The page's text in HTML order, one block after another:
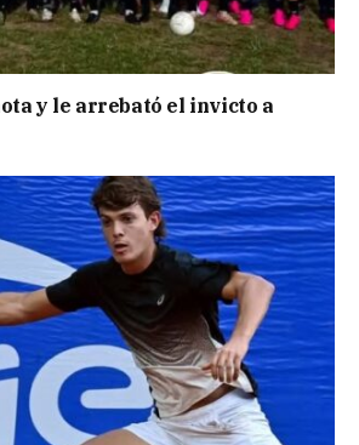
y le arrebató el invicto a